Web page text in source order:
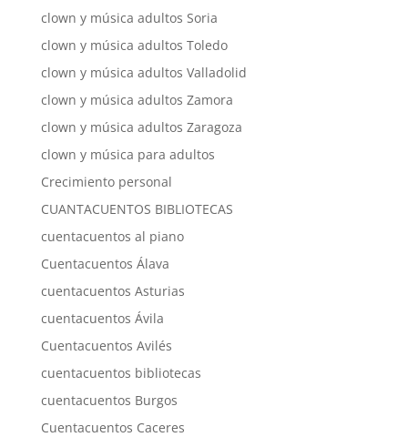
clown y música adultos Soria
clown y música adultos Toledo
clown y música adultos Valladolid
clown y música adultos Zamora
clown y música adultos Zaragoza
clown y música para adultos
Crecimiento personal
CUANTACUENTOS BIBLIOTECAS
cuentacuentos al piano
Cuentacuentos Álava
cuentacuentos Asturias
cuentacuentos Ávila
Cuentacuentos Avilés
cuentacuentos bibliotecas
cuentacuentos Burgos
Cuentacuentos Caceres